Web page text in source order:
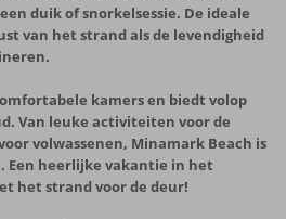
duik of snorkelsessie. De ideale
van het strand als de levendigheid
kamers en biedt volop
Van leuke activiteiten voor de
volwassenen, Minamark Beach is
Een heerlijke vakantie in het
het strand voor de deur!